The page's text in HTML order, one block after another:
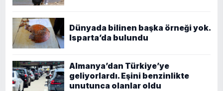
Dünyada bilinen başka örneği yok.
Isparta’da bulundu
Almanya’dan Türkiye’ye
geliyorlardı. Eşini benzinlikte
unutunca olanlar oldu